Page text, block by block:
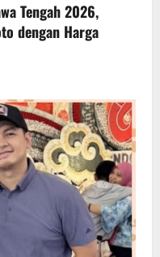
Tengah 2026,
dengan Harga